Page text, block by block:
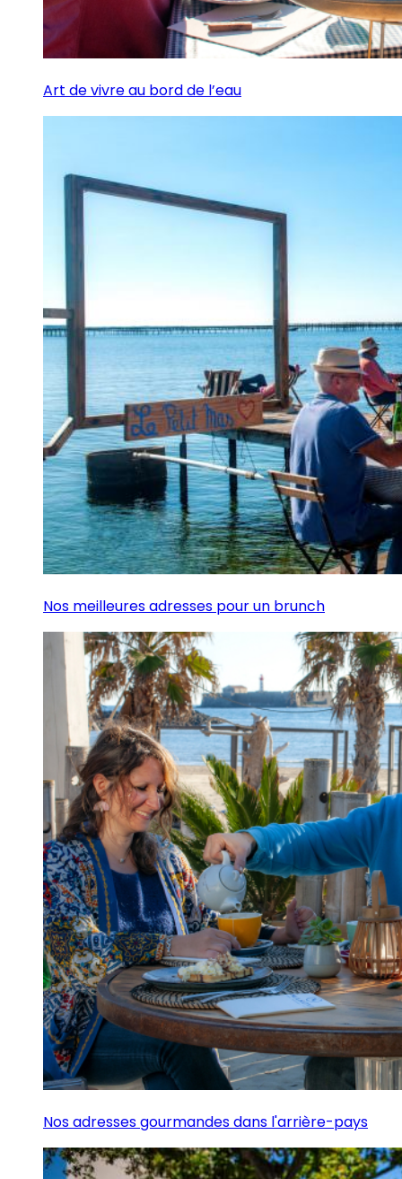
Art de vivre au bord de l’eau
Nos meilleures adresses pour un brunch
Nos adresses gourmandes dans l'arrière-pays